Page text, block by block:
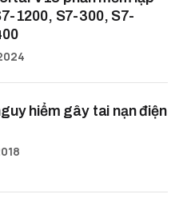
1200, S7-300, S7-
hiểm gây tai nạn điện